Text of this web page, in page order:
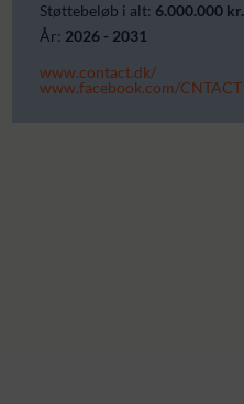
Støttebeløb i alt: 6.000.000 kr.
År: 2026 - 2031
www.contact.dk/
www.facebook.com/CNTACT